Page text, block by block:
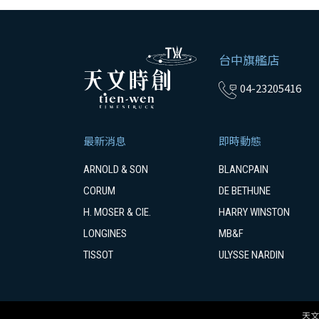
台中旗艦店
04-23205416
最新消息 即時動態
ARNOLD & SON
BLANCPAIN
CORUM
DE BETHUNE
H. MOSER & CIE.
HARRY WINSTON
LONGINES
MB&F
TISSOT
ULYSSE NARDIN
天